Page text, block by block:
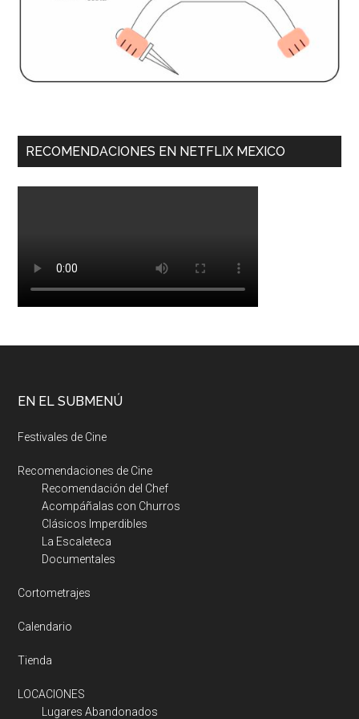
RECOMENDACIONES EN NETFLIX MEXICO
EN EL SUBMENÚ
Festivales de Cine
Recomendaciones de Cine
Recomendación del Chef
Acompáñalas con Churros
Clásicos Imperdibles
La Escaleteca
Documentales
Cortometrajes
Calendario
Tienda
LOCACIONES
Lugares Abandonados